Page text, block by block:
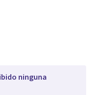
ninguna